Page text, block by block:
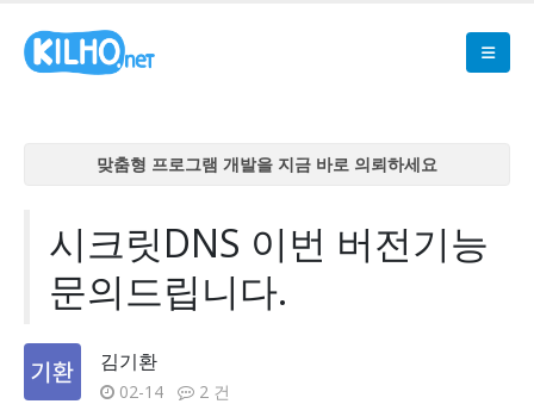
맞춤형 프로그램 개발을 지금 바로 의뢰하세요
맞춤형 프로그램 개발을 지금 바로 의뢰하세요
맞춤형 프로그램 개발을 지금 바로 의뢰하세요
맞춤형 프로그램 개발을 지금 바로 의뢰하세요
시크릿DNS 이번 버전기능
문의드립니다.
김기환
02-14 2 건